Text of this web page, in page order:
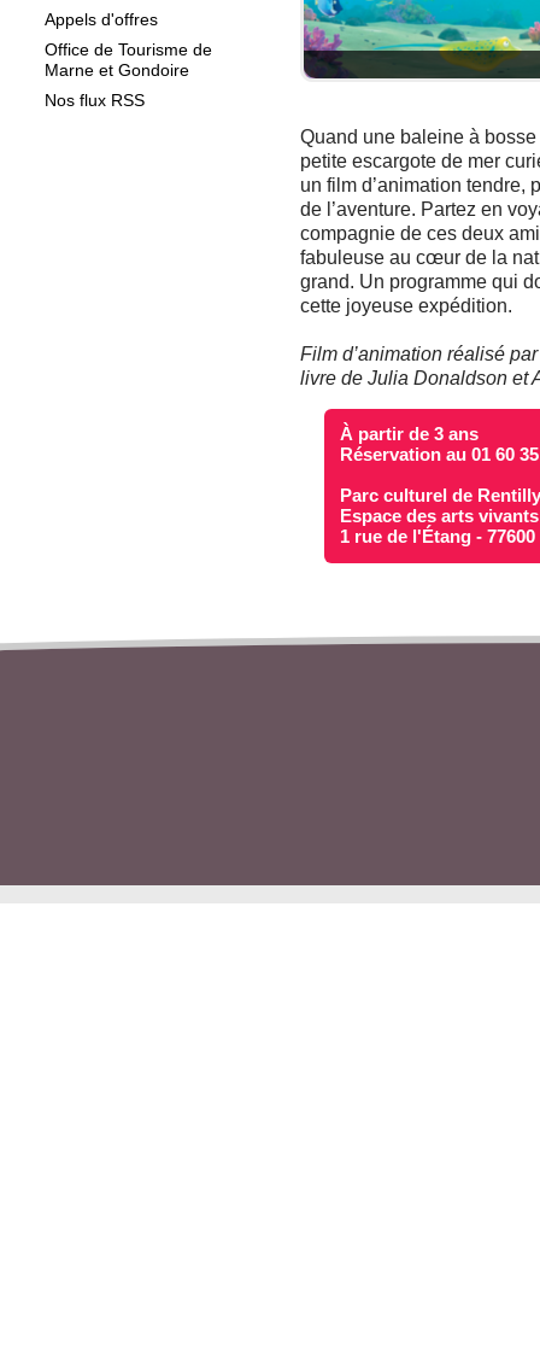
Appels d'offres
Office de Tourisme de
Marne et Gondoire
Nos flux RSS
Quand une baleine à
petite escargote de mer
un film d’animation tendre,
de l’aventure. Partez en
compagnie de ces deux
fabuleuse au cœur de la
grand. Un programme qui
cette joyeuse expédition.
Film d’animation réalisé
livre de Julia Donaldson et
À partir de 3 ans
Réservation au 01 60
Parc culturel de
Espace des arts vivants
1 rue de l'Étang -